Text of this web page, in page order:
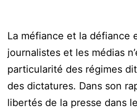
La méfiance et la défiance
journalistes et les médias
particularité des régimes
des dictatures. Dans son
libertés de la presse dans